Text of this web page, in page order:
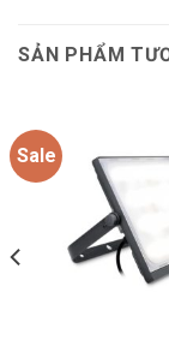
SẢN PHẨM
Sale